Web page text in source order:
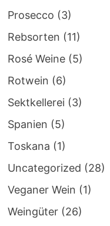
Prosecco (3)
Rebsorten (11)
Rosé Weine(5)
Rotwein (6)
Sektkellerei (3)
Spanien (5)
Toskana (1)
Uncategorized (28)
Veganer Wein (1)
Weingüter(26)